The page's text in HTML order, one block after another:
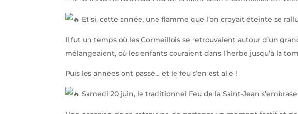
Et si, cette année, une flamme que l’on croyait éteinte se
Il fut un temps où les Cormeillois se retrouvaient autour d’un
mélangeaient, où les enfants couraient dans l’herbe jusqu’à la
Puis les années ont passé… et le feu s’en est allé !
Samedi 20 juin, le traditionnel Feu de la Saint-Jean